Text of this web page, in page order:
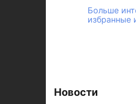
Больше
избранные
Новости